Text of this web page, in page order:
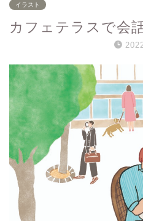
イラスト
カフェテラスで会